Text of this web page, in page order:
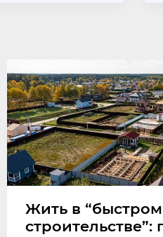
Жить в “быстром